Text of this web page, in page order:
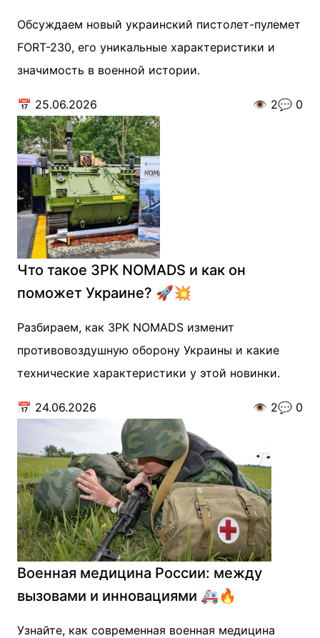
Обсуждаем новый украинский пистолет-пулемет
FORT-230, его уникальные характеристики и
значимость в военной истории.
📅 25.06.2026 👁️ 2💬 0
Что такое ЗРК NOMADS и как он
поможет Украине? 🚀💥
Разбираем, как ЗРК NOMADS изменит
противовоздушную оборону Украины и какие
технические характеристики у этой новинки.
📅 24.06.2026 👁️ 2💬 0
Военная медицина России: между
вызовами и инновациями 🚑🔥
Узнайте, как современная военная медицина